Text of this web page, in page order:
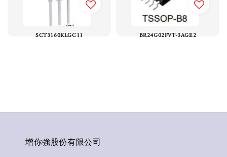
SCT3160KLGC11 BR24G02FVT-3AGE2
增你強股份有限公司